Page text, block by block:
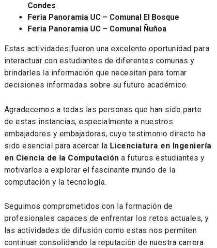
Condes
Feria Panoramia UC – Comunal El Bosque
Feria Panoramia UC – Comunal Ñuñoa
Estas actividades fueron una excelente oportunidad para
interactuar con estudiantes de diferentes comunas y
brindarles la información que necesitan para tomar
decisiones informadas sobre su futuro académico.
Agradecemos a todas las personas que han sido parte
de estas instancias, especialmente a nuestros
embajadores y embajadoras, cuyo testimonio directo ha
sido esencial para acercar la Licenciatura en Ingeniería
en Ciencia de la Computación a futuros estudiantes y
motivarlos a explorar el fascinante mundo de la
computación y la tecnología.
Seguimos comprometidos con la formación de
profesionales capaces de enfrentar los retos actuales, y
las actividades de difusión como estas nos permiten
continuar consolidando la reputación de nuestra carrera.